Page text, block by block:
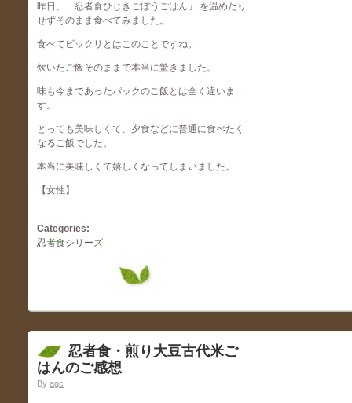
昨日、「忍者食ひじきごぼうごはん」 を温めたり
せずそのまま食べてみました。
食べてビックリとはこのことですね。
炊いたご飯そのままで本当に驚きました。
味も今まであったパックのご飯とは全く違いま
す。
とっても美味しくて、夕食などに普通に食べたく
なるご飯でした。
本当に美味しくて嬉しくなってしまいました。
【女性】
Categories:
忍者食シリーズ
忍者食・煎り大豆古代米ご
はんのご感想
By agc